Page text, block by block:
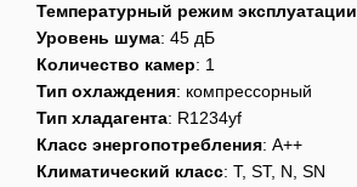
Температурный режим эксплуатации
Уровень шума: 45 дБ
Количество камер: 1
Тип охлаждения: компрессорный
Тип хладагента: R1234yf
Класс энергопотребления: А++
Климатический класс: T, ST, N, SN